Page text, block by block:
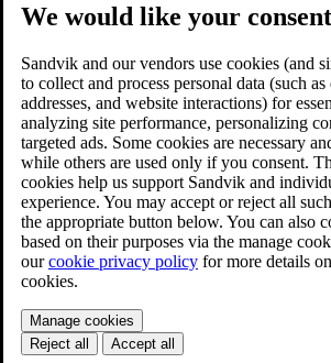
We would like your consent
Sandvik and our vendors use cookies (and
to collect and process personal data (such
addresses, and website interactions) for
analyzing site performance, personalizing
targeted ads. Some cookies are necessary
while others are used only if you consent.
cookies help us support Sandvik and
experience. You may accept or reject all
the appropriate button below. You can also
based on their purposes via the manage
ourcookie privacy policy for more details
cookies.
Manage cookies
Reject all
Accept all